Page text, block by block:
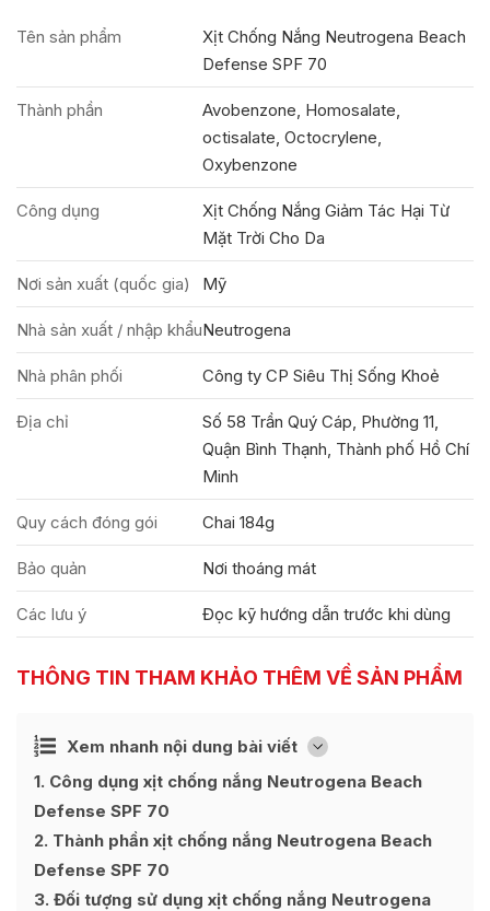
Tên sản phẩm
Xịt Chống Nắng Neutrogena Beach
Defense SPF 70
Thành phần
Avobenzone, Homosalate,
octisalate, Octocrylene,
Oxybenzone
Công dụng
Xịt Chống Nắng Giảm Tác Hại Từ
Mặt Trời Cho Da
Nơi sản xuất (quốc gia) Mỹ
Nhà sản xuất / nhập khẩuNeutrogena
Nhà phân phối Công ty CP Siêu Thị Sống Khoẻ
Địa chỉ
Số 58 Trần Quý Cáp, Phường 11,
Quận Bình Thạnh, Thành phố Hồ Chí
Minh
Quy cách đóng gói Chai 184g
Bảo quản Nơi thoáng mát
Các lưu ý Đọc kỹ hướng dẫn trước khi dùng
THÔNG TIN THAM KHẢO THÊM VỀ SẢN PHẨM
Xem nhanh nội dung bài viết [
Ẩn
1 Công dụng xịt chống nắng Neutrogena Beach
Defense SPF 70
2 Thành phần xịt chống nắng Neutrogena Beach
Defense SPF 70
3 Đối tượng sử dụng xịt chống nắng Neutrogena